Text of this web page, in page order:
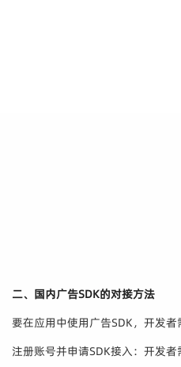
二、国内广告SDK的对接方法
要在应用中使用广告SDK，开发者
注册账号并申请SDK接入：开发